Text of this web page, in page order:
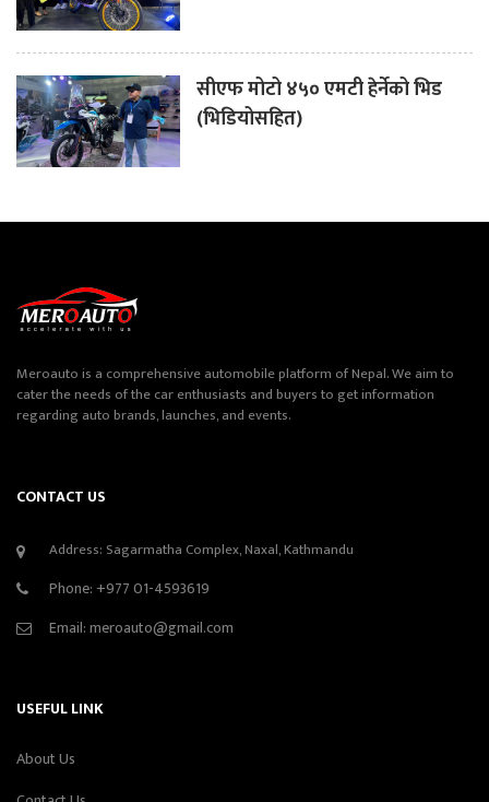
सीएफ मोटो ४५० एमटी हेर्नेको भिड
(भिडियोसहित)
Meroauto is a comprehensive automobile platform of Nepal. We aim to
cater the needs of the car enthusiasts and buyers to get information
regarding auto brands, launches, and events.
CONTACT US
Address: Sagarmatha Complex, Naxal, Kathmandu
Phone: +977 01-4593619
Email:meroauto@gmail.com
USEFUL LINK
About Us